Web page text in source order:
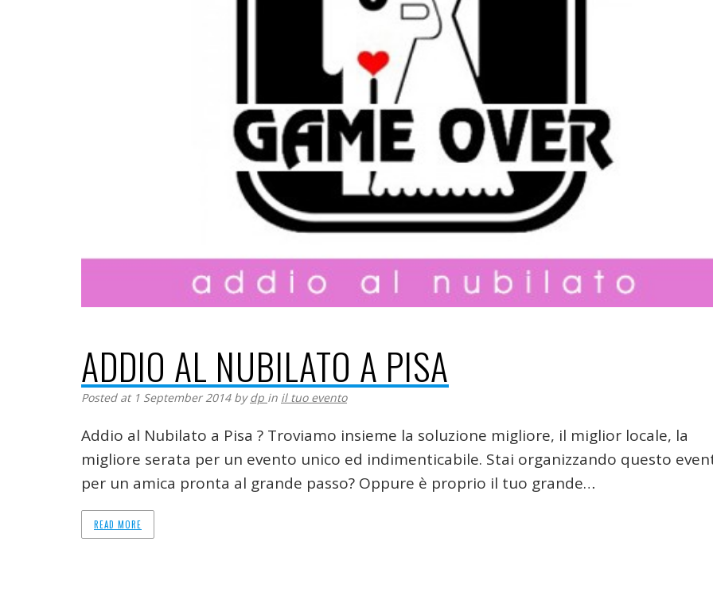
ADDIO AL NUBILATO A PISA
Posted at 1 September 2014 bydp in il tuo evento
Addio al Nubilato a Pisa ? Troviamo insieme la soluzione migliore, il miglior locale, la
migliore serata per un evento unico ed indimenticabile. Stai organizzando questo
per un amica pronta al grande passo? Oppure è proprio il tuo grande…
READ MORE